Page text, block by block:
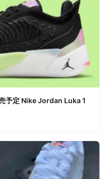
予定 Nike Jordan Luka 1